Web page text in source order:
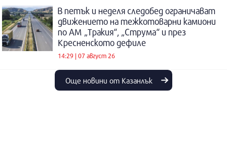
В петък и неделя следобед ограничават
движението на тежкотоварни камиони
по АМ „Тракия“, „Струма“ и през
Кресненското дефиле
14:29 | 07 август 26
Още новини от Казанлък